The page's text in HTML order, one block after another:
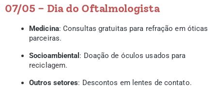
07/05 – Dia do Oftalmologista
Medicina: Consultas gratuitas para refração em óticas
parceiras.
Socioambiental : Doação de óculos usados para
reciclagem.
Outros setores: Descontos em lentes de contato.